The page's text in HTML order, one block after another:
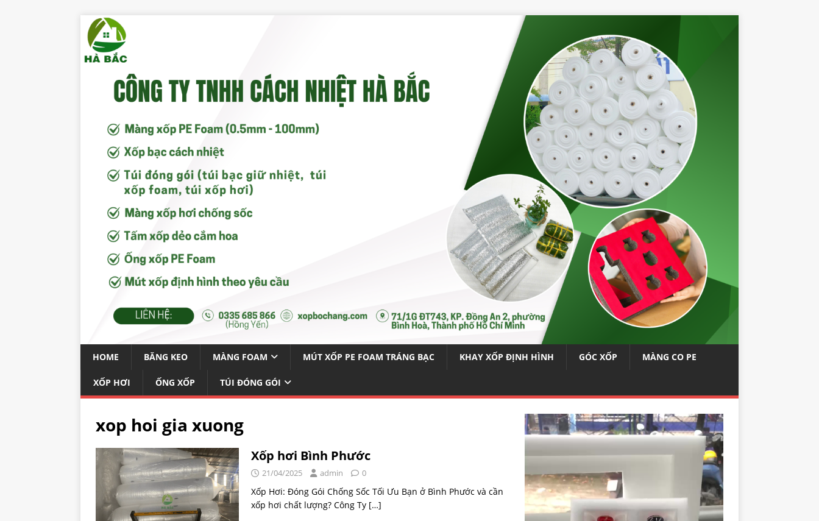
HOME BĂNG KEO MÀNG FOAM MÚT XỐP PE FOAM TRÁNG BẠC KHAY XỐP ĐỊNH HÌNH GÓC XỐP MÀNG CO PE
XỐP HƠI ỐNG XỐP TÚI ĐÓNG GÓI
xop hoi gia xuong
Xốp hơi Bình Phước
21/04/2025 admin 0
Xốp Hơi: Đóng Gói Chống Sốc Tối Ưu Bạn ở Bình Phước và cần
xốp hơi chất lượng? Công Ty […]